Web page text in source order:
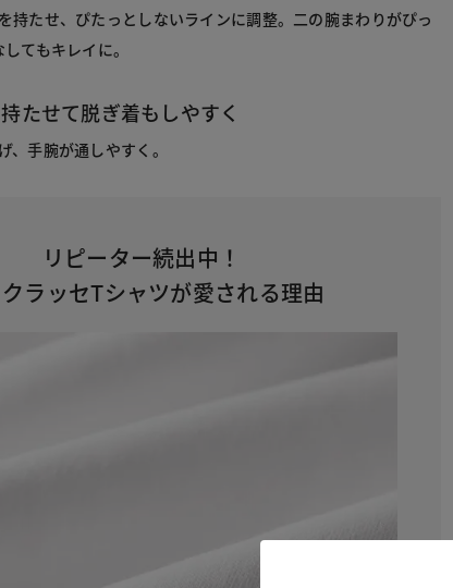
持たせ、ぴたっとしないラインに調整。二の腕まわりがぴっ
てもキレイに。
たせて脱ぎ着もしやすく
、手腕が通しやすく。
リピーター続出中！
クラッセTシャツが愛される理由